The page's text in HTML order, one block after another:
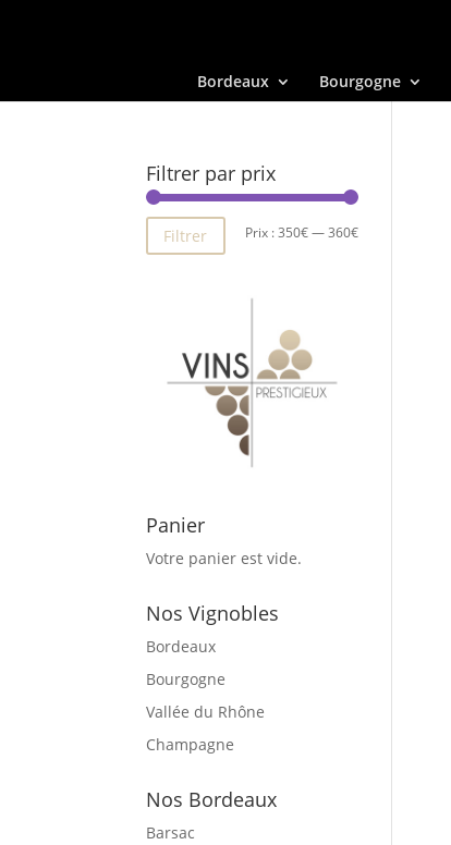
Bordeaux Bourgogne
Filtrer par prix
Prix
Prix
Filtrer Prix :350€—360€
Panier
Votre panier est vide.
Nos Vignobles
Bordeaux
Bourgogne
Vallée du Rhône
Champagne
Nos Bordeaux
Barsac